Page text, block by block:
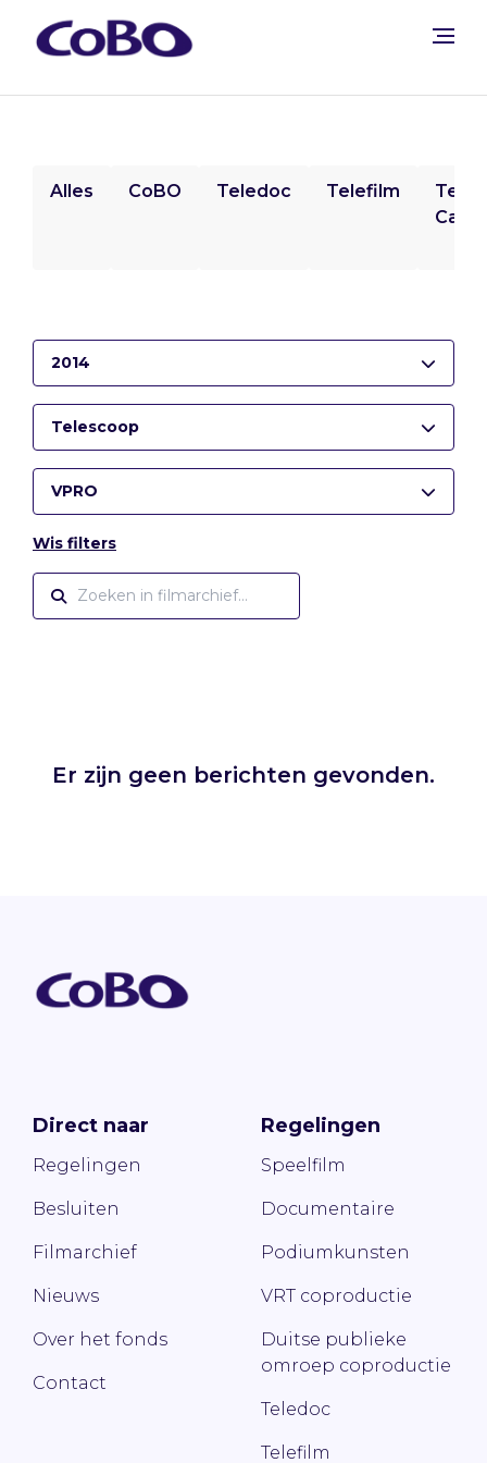
Alles CoBO Teledoc Telefilm
2014
Telescoop
VPRO
Wis filters
Er zijn geen berichten gevonden.
Direct naar
Regelingen
Besluiten
Filmarchief
Nieuws
Over het fonds
Contact
Regelingen
Speelfilm
Documentaire
Podiumkunsten
VRT coproductie
Duitse publieke
omroep coproductie
Teledoc
Telefilm